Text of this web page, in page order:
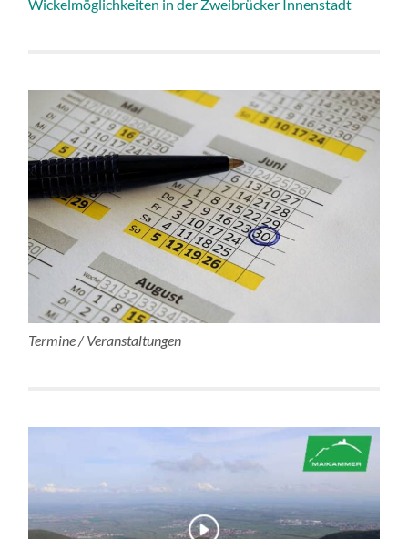
Wickelmöglichkeiten in der Zweibrücker Innenstadt
Termine / Veranstaltungen